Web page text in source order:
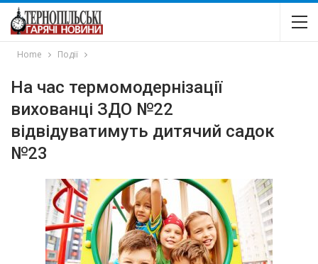
Home Події
На час термомодернізації
вихованці ЗДО №22
відвідуватимуть дитячий садок
№23